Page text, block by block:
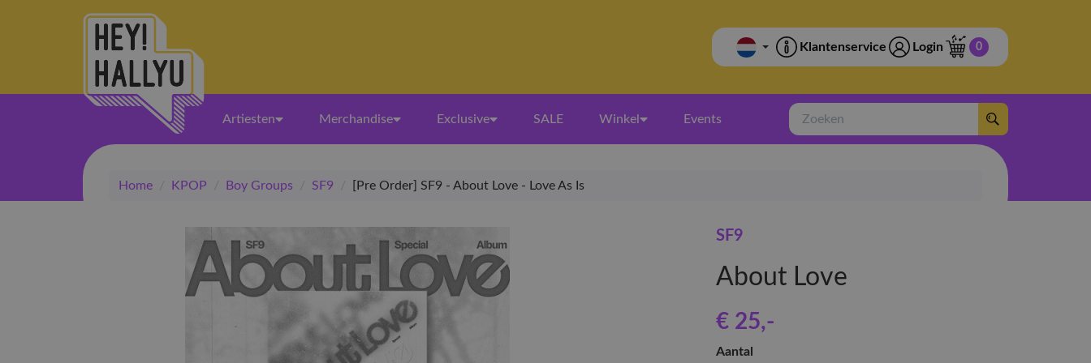
Klantenservice Login 0
Artiesten Merchandise Exclusive SALE Winkel Events
Zoeken
Home / KPOP / Boy Groups / SF9 / [Pre Order] SF9 - About Love - Love As Is
SF9
About Love
€ 25,-
Aantal